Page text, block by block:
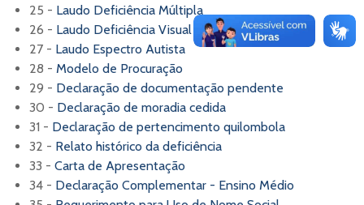
25 - Laudo Deficiência Múltipla
26 - Laudo Deficiência Visual
27 - Laudo Espectro Autista
28 - Modelo de Procuração
29 - Declaração de documentação pendente
30 - Declaração de moradia cedida
31 - Declaração de pertencimento quilombola
32 - Relato histórico da deficiência
33 - Carta de Apresentação
34 - Declaração Complementar - Ensino Médio